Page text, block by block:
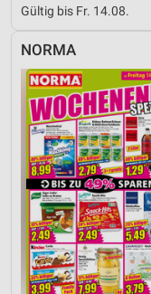
Gültig bis Fr. 14.08.
NORMA